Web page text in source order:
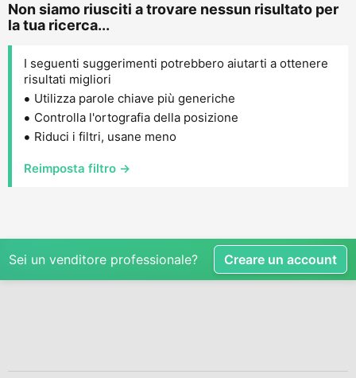
Non siamo riusciti a trovare nessun risultato per
la tua ricerca...
I seguenti suggerimenti potrebbero aiutarti a ottenere
risultati migliori
Utilizza parole chiave più generiche
Controlla l'ortografia della posizione
Riduci i filtri, usane meno
Reimposta filtro →
Sei un venditore professionale? Creare un account